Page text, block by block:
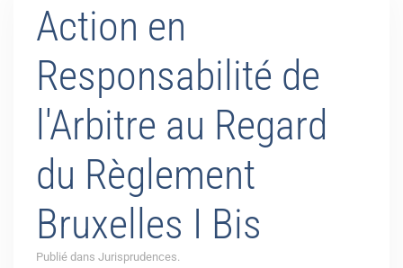
Action en
Responsabilité de
l'Arbitre au Regard
du Règlement
Bruxelles I Bis
Publié dans Jurisprudences.